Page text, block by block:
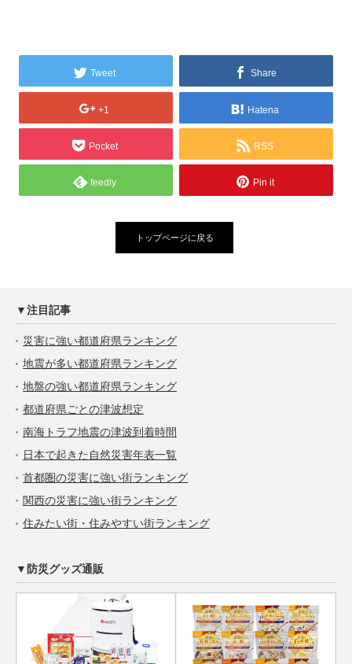
Tweet Share
+1 Hatena
Pocket RSS
feedly Pin it
トップページに戻る
▼注目記事
災害に強い都道府県ランキング
地震が多い都道府県ランキング
地盤の強い都道府県ランキング
都道府県ごとの津波想定
南海トラフ地震の津波到着時間
日本で起きた自然災害年表一覧
首都圏の災害に強い街ランキング
関西の災害に強い街ランキング
住みたい街・住みやすい街ランキング
▼防災グッズ通販